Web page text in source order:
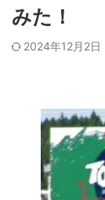
みた！
2024年12月2日